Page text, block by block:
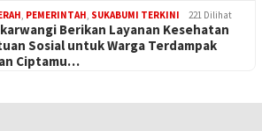
, PEMERINTAH, SUKABUMI TERKINI 221 Dilihat
Berikan Layanan Kesehatan
Sosial untuk Warga Terdampak
Ciptamu…